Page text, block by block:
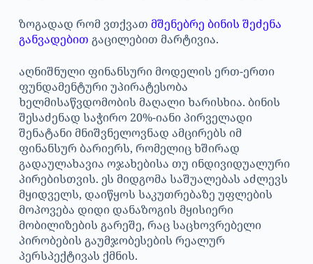
ზოგადად რომ ვთქვათ მშენებრე ბინის შეძენა
განვადებით გაცილებით მარტივია.
აღნიშნული ფინანსური მოდელის ერთ-ერთი
ფუნდამენტური უპირატესობა
ხელმისაწვდომობის მაღალი ხარისხია. ბინის
შესაძენად საჭირო 20%-იანი პირველადი
შენატანი მნიშვნელოვნად ამცირებს იმ
ფინანსურ ბარიერს, რომელიც ხშირად
გადაულახავია ოჯახებისა თუ ინდივიდუალური
პირებისთვის. ეს მიდგომა საშუალებას აძლევს
მყიდველს, დაიწყოს საკუთრებაზე უფლების
მოპოვება დიდი დანაზოგის მყისიერი
მობილიზების გარეშე, რაც საცხოვრებელი
პირობების გაუმჯობესების რეალურ
პერსპექტივას ქმნის.